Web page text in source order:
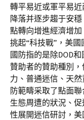
轉平易近或軍平易
降落并逐步趨于安
點轉向增進經濟增加
挑起“科技戰”，美
國防指的是除DOD
贊助者的贊助種別
力、普通迷信、天
防範疇采取了點面
生態周遭的狀況、
性展開迷信研討，